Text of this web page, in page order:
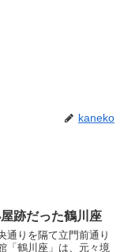
kaneko
跡だった鶴川座
通りを隔て立門前通り
「鶴川座」は、元々境